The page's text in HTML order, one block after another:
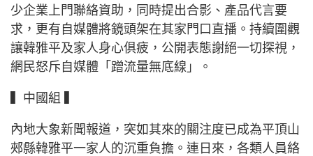
少企業上門聯絡資助，同時提出合影、產品代言要
求，更有自媒體將鏡頭架在其家門口直播。持續圍觀
讓韓雅平及家人身心俱疲，公開表態謝絕一切探視，
網民怒斥自媒體「蹭流量無底線」。
▍中國組 ▍
內地大象新聞報道，突如其來的關注度已成為平頂山
郟縣韓雅平一家人的沉重負擔。連日來，各類人員絡